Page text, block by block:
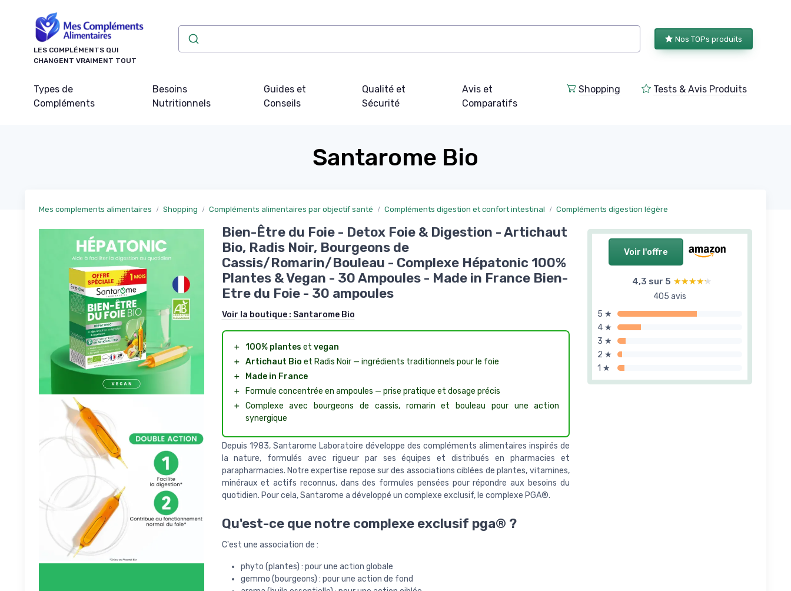
LES COMPLÉMENTS QUI
CHANGENT VRAIMENT TOUT
Nos TOPs produits
Types de
Compléments
Besoins
Nutritionnels
Guides et
Conseils
Qualité et
Sécurité
Avis et
Comparatifs
Shopping Tests & Avis Produits
Santarome Bio
Mes complements alimentaires Shopping Compléments alimentaires par objectif santé Compléments digestion et confort intestinal Compléments digestion légère
Voir l'offre
4,3 sur 5 ★★★★★
★★★★★
405 avis
5 ★
4 ★
3 ★
2 ★
1 ★
Bien-Être du Foie - Detox Foie & Digestion - Artichaut
Bio, Radis Noir, Bourgeons de
Cassis/Romarin/Bouleau - Complexe Hépatonic 100%
Plantes & Vegan - 30 Ampoules - Made in France Bien-
Etre du Foie - 30 ampoules
Voir la boutique : Santarome Bio
＋ 100% plantes et vegan
＋ Artichaut Bio et Radis Noir — ingrédients traditionnels pour le foie
＋
Made in France
＋
Formule concentrée en ampoules — prise pratique et dosage précis
＋ Complexe avec bourgeons de cassis, romarin et bouleau pour une action
synergique
Depuis 1983, Santarome Laboratoire développe des compléments alimentaires inspirés de
la nature, formulés avec rigueur par ses équipes et distribués en pharmacies et
parapharmacies. Notre expertise repose sur des associations ciblées de plantes, vitamines,
minéraux et actifs reconnus, dans des formules pensées pour répondre aux besoins du
quotidien. Pour cela, Santarome a développé un complexe exclusif, le complexe PGA®.
Qu'est-ce que notre complexe exclusif pga® ?
C'est une association de :
phyto (plantes) : pour une action globale
gemmo (bourgeons) : pour une action de fond